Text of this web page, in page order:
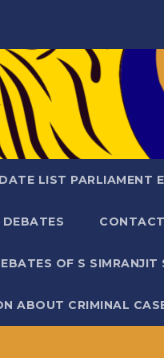
LIST PARLIAMENT
OF S SIMRANJIT
ABOUT CRIMINAL